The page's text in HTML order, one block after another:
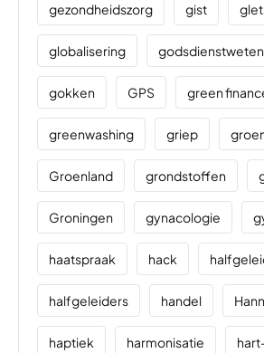
gezondheidszorg gist
globalisering
gokken GPS green
greenwashing griep
Groenland grondstoffen
Groningen gynacologie
haatspraak hack
halfgeleiders handel
haptiek harmonisatie